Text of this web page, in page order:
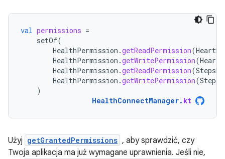
val permissions =
setOf(
HealthPermission .getReadPermission(
HealthPermission .getWritePermission(
HealthPermission .getReadPermission(
HealthPermission .getWritePermission(
)
HealthConnectManager. kt
Użyj getGrantedPermissions , aby sprawdzić, czy
Twoja aplikacja ma już wymagane uprawnienia. Jeśli nie,